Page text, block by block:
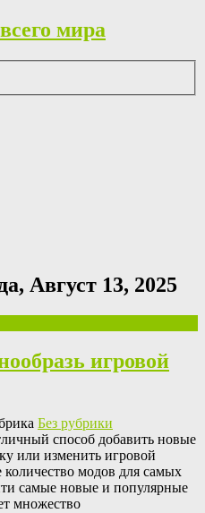
мира
Август 13, 2025
игровой
Без рубрики
способ добавить новые
или изменить игровой
модов для самых
самые новые и популярные
множество